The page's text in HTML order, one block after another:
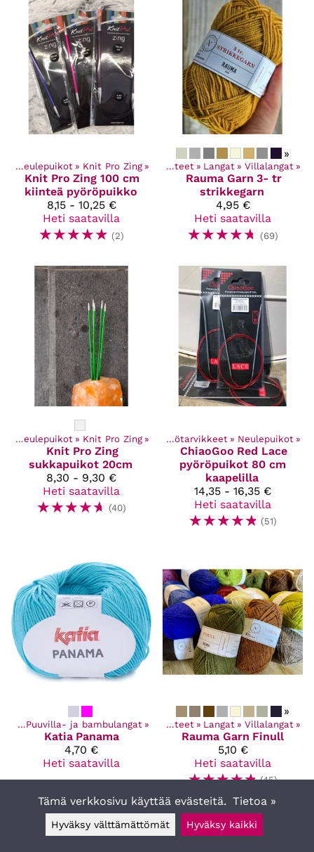
Neulepuikot ‪» Knit Pro Zing ‪»
Knit Pro Zing 100 cm
kiinteä pyöröpuikko
8,15 - 10,25 €
Heti saatavilla
☆☆☆☆☆ (2)
»
Kaikki tuotteet ‪» Langat ‪» Villalangat ‪»
Rauma Garn 3- tr
strikkegarn
4,95 €
Heti saatavilla
☆☆☆☆☆ (69)
Neulepuikot ‪» Knit Pro Zing ‪»
Knit Pro Zing
sukkapuikot 20cm
8,30 - 9,30 €
Heti saatavilla
☆☆☆☆☆ (40)
Kaikki tuotteet ‪» Käsityötarvikkeet ‪» Neulepuikot ‪»
ChiaoGoo Red Lace
pyöröpuikot 80 cm
kaapelilla
14,35 - 16,35 €
Heti saatavilla
☆☆☆☆☆ (51)
‪» Puuvilla- ja bambulangat ‪»
Katia Panama
4,70 €
Heti saatavilla
»
Kaikki tuotteet ‪» Langat ‪» Villalangat ‪»
Rauma Garn Finull
5,10 €
Heti saatavilla
☆☆☆☆☆ (45)
Tämä verkkosivu käyttää evästeitä. Tietoa »
Hyväksy välttämättömät Hyväksy kaikki